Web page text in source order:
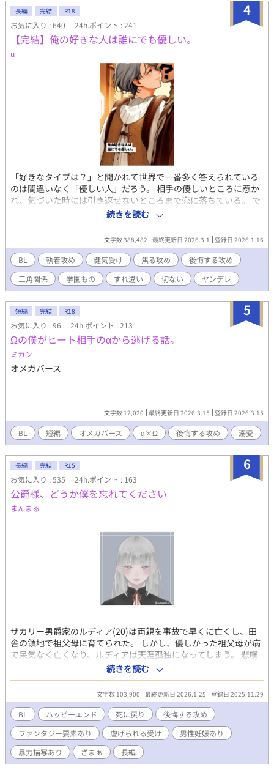
ネ・オークランスを亡くし、悲しみに苛まれている。あまりの辛
さで『奥様』に関する記憶すら忘却してしまったらしい。半ば強
引にロイの元へ連れていかれるサラは、彼に己を『サラ』と名乗
る。だが、 ——「失せろ。お前のような娼夫など必要としていな
い」 噂通り冷酷なロイの口からは罵詈雑言が放たれた。ロイは穢
らわしい娼夫を睨みつけ去ってしまう。使者らは最愛の妻を亡く
したロイを憐れむばかりで、まるでサラの様子を気にしていな
い。 誰も、サラこそが五年前に亡くなった『奥様』であり、最愛
のその人であるとは気付いていないようだった。 しかし、最大の
問題は元夫に存在を忘れられていることではない。 サラが未だに
ロイを愛しているという事実だ。 仕方なく、『恋愛感情抹消魔
法』を己にかけることにするサラだが——…… ☆お読みくださり
ありがとうございます。良ければ感想などいただけるとパワーに
4
長編 完結 R18
お気に入り : 640 24h.ポイント : 241
【完結】俺の好きな人は誰にでも優しい。
u
「好きなタイプは？」と聞かれて世界で一番多く答えられている
のは間違いなく「優しい人」だろう。 相手の優しいところに惹か
れ、気づいた時には引き返せないところまで恋に落ちている。 で
も次第に気付くのだ。誰だってみんな「優しい人」ではなく「"自
分だけに"優しい人」が好きなのだと。 ロランは、"誰にでも優し
い男"、フィリオンに恋をしてしまい、地獄のような日々に身を焼
かれていた。 そんなとある日「この恋、捨てたいな…」と溢した
ら「それ、捨てようとすんの、やめてくんね？オレ、あんたがア
イツを見る視線に興奮すっからさ」と遊び人で有名な男、ヒュー
ゴに言われる。 彼は、自分を好きな人間には興味がなく、別の誰
かに恋い焦がれている人間の目が好きな変態らしい。 そんな身勝
手な遊び人とちょくちょく話すようになってからというもの、フ
ィリオンの様子はどんどんおかしくなっていく。 恋を捨てたい男
と、恋を捨てるなと言う男と、優しさが狂い始めていく男の話。
※作者の意思ではなくキャラの意思で結末が決まります。ご要望
は受け付けられませんのでどちらとくっついても美味しいと思う
方のみお読みください。 ※中世ヨーロッパ風学園ものです。 ※他
サイトにも掲載中。
続きを読む
文字数 388,482 最終更新日 2026.3.1 登録日 2026.1.16
BL 執着攻め 健気受け 焦る攻め
後悔する攻め
三角関係
学園もの すれ違い 切ない ヤンデレ
5
短編 完結 R18
お気に入り : 96 24h.ポイント : 213
Ωの僕がヒート相手のαから逃げる話。
ミカン
オメガバース
文字数 12,020 最終更新日 2026.3.15 登録日 2026.3.15
BL 短編 オメガバース α×Ω 後悔する攻め 溺愛
6
長編 完結 R15
お気に入り : 535 24h.ポイント : 163
公爵様、どうか僕を忘れてください
まんまる
ザカリー男爵家のルディア(20)は両親を事故で早くに亡くし、田
舎の領地で祖父母に育てられた。 しかし、優しかった祖父母が病
で呆気なく亡くなり、ルディアは天涯孤独になってしまう。 悲嘆
に暮れるルディアだったが、傍で寄り添い慰めてくれたのは、領
地の親友アイクだった。 次第に元気を取り戻したルディアだった
が、そんなルディアの元に突然王命を記した書簡が届く。 そこに
記されていたのは、バウアー公爵家当主フィンセント(25)との婚
姻だったが、その理由にルディアは驚く。 『この婚姻は«神の愛
し子»ルディアをバウアー公爵家で保護し、その血を絶やさぬよう
にする為である』 手紙の内容はにわかには信じ難いものだった
が、王命に背くことはできず、ルディアは仕方なく王都に向か
う。 そんなルディアを待っていたのは、フィンセントの元婚約者
続きを読む
文字数 103,900 最終更新日 2026.1.25 登録日 2025.11.29
BL ハッピーエンド 死に戻り
後悔する攻め
ファンタジー要素あり
虐げられる受け
男性妊娠あり
暴力描写あり
ざまぁ 長編